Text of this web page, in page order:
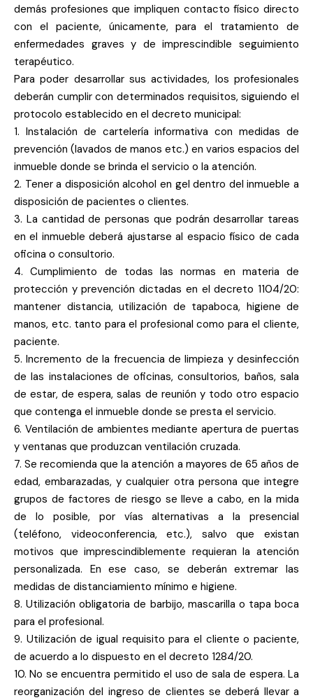
demás profesiones que impliquen contacto físico directo
con el paciente, únicamente, para el tratamiento de
enfermedades graves y de imprescindible seguimiento
terapéutico.
Para poder desarrollar sus actividades, los profesionales
deberán cumplir con determinados requisitos, siguiendo el
protocolo establecido en el decreto municipal:
1. Instalación de cartelería informativa con medidas de
prevención (lavados de manos etc.) en varios espacios del
inmueble donde se brinda el servicio o la atención.
2. Tener a disposición alcohol en gel dentro del inmueble a
disposición de pacientes o clientes.
3. La cantidad de personas que podrán desarrollar tareas
en el inmueble deberá ajustarse al espacio físico de cada
oficina o consultorio.
4. Cumplimiento de todas las normas en materia de
protección y prevención dictadas en el decreto 1104/20:
mantener distancia, utilización de tapaboca, higiene de
manos, etc. tanto para el profesional como para el cliente,
paciente.
5. Incremento de la frecuencia de limpieza y desinfección
de las instalaciones de oficinas, consultorios, baños, sala
de estar, de espera, salas de reunión y todo otro espacio
que contenga el inmueble donde se presta el servicio.
6. Ventilación de ambientes mediante apertura de puertas
y ventanas que produzcan ventilación cruzada.
7. Se recomienda que la atención a mayores de 65 años de
edad, embarazadas, y cualquier otra persona que integre
grupos de factores de riesgo se lleve a cabo, en la mida
de lo posible, por vías alternativas a la presencial
(teléfono, videoconferencia, etc.), salvo que existan
motivos que imprescindiblemente requieran la atención
personalizada. En ese caso, se deberán extremar las
medidas de distanciamiento mínimo e higiene.
8. Utilización obligatoria de barbijo, mascarilla o tapa boca
para el profesional.
9. Utilización de igual requisito para el cliente o paciente,
de acuerdo a lo dispuesto en el decreto 1284/20.
10. No se encuentra permitido el uso de sala de espera. La
reorganización del ingreso de clientes se deberá llevar a